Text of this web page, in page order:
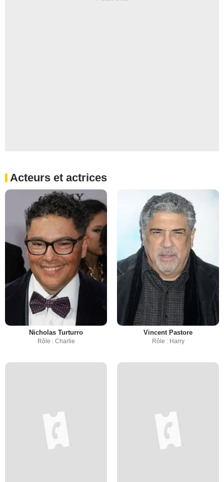
Acteurs et actrices
Nicholas Turturro
Rôle : Charlie
Vincent Pastore
Rôle : Harry